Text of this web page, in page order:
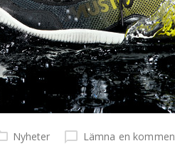
Nyheter Lämna en